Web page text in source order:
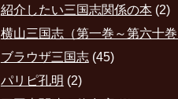
紹介したい三国志関係の本(2)
横山三国志（第一巻～第六十巻
ブラウザ三国志(45)
パリピ孔明 (2)